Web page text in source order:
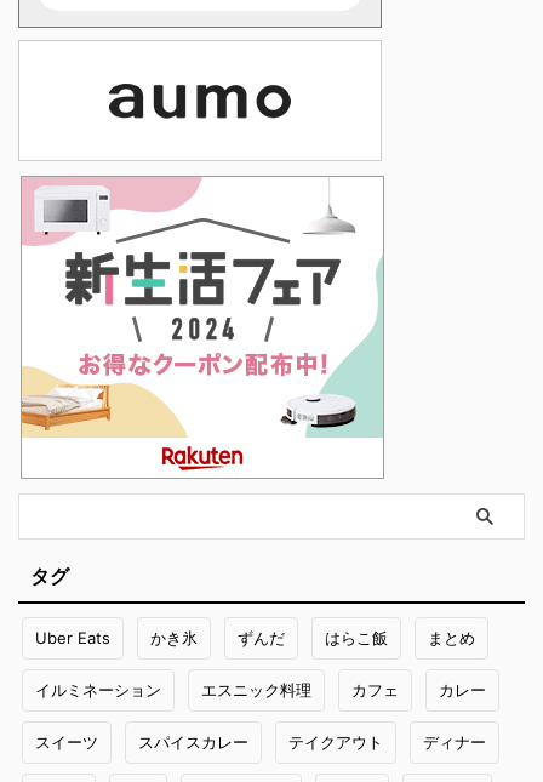
タグ
Uber Eats かき氷 ずんだ はらこ飯 まとめ
イルミネーション エスニック料理 カフェ カレー
スイーツ スパイスカレー テイクアウト ディナー